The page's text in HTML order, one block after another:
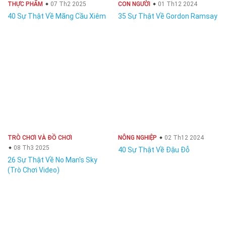
THỰC PHẨM 07 Th2 2025
40 Sự Thật Về Mãng Cầu Xiêm
CON NGƯỜI 01 Th12 2024
35 Sự Thật Về Gordon Ramsay
TRÒ CHƠI VÀ ĐỒ CHƠI
08 Th3 2025
26 Sự Thật Về No Man's Sky
(Trò Chơi Video)
NÔNG NGHIỆP 02 Th12 2024
40 Sự Thật Về Đậu Đỗ